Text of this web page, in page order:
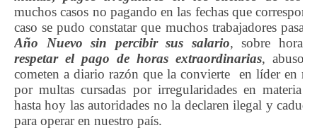
muchos casos no pagando en las fechas que
caso se pudo constatar que muchos trabajadores
Año Nuevo sin percibir sus salario, sobre horas
respetar el pago de horas extraordinarias, abusos
cometen a diario razón que la convierte en líder en
por multas cursadas por irregularidades en materia
hasta hoy las autoridades no la declaren ilegal y
para operar en nuestro país.